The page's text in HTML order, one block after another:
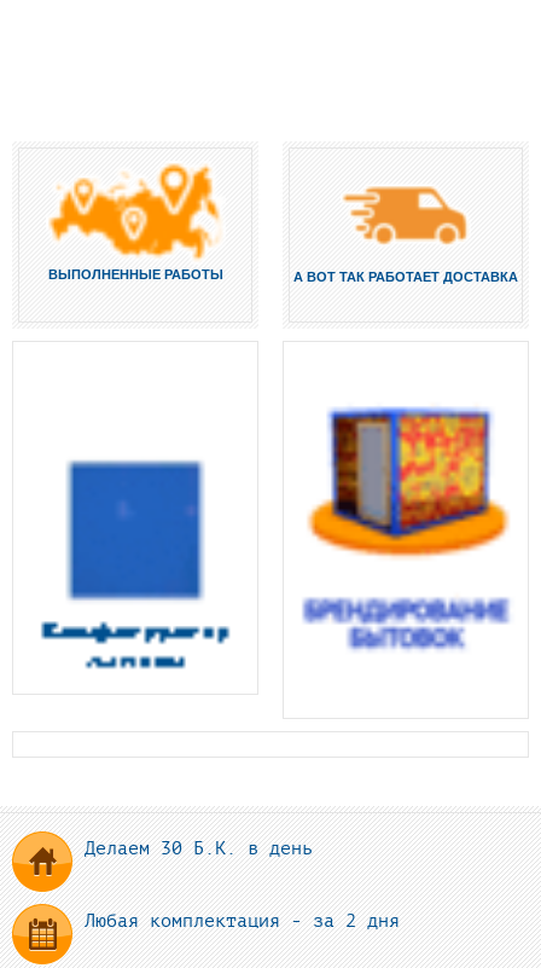
ВЫПОЛНЕННЫЕ РАБОТЫ А ВОТ ТАК РАБОТАЕТ ДОСТАВКА
Делаем 30 Б.К. в день
Любая комплектация - за 2 дня